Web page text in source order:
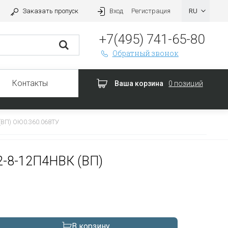
Заказать пропуск Вход Регистрация
+7(495) 741-65-80
Обратный звонок
Контакты Ваша корзина 0 позиций
ОЮ0.360.068ТУ
8-12П4НВК (ВП)